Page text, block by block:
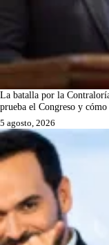
La batalla por la
prueba el Congreso y
5 agosto, 2026